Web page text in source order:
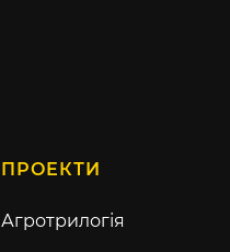
ПРОЕКТИ
Агротрилогія